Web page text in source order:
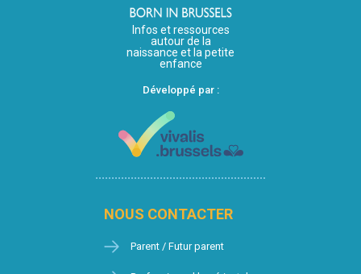
Infos et ressources
autour de la
naissance et la petite
enfance
Développé par :
NOUS CONTACTER
Parent / Futur parent